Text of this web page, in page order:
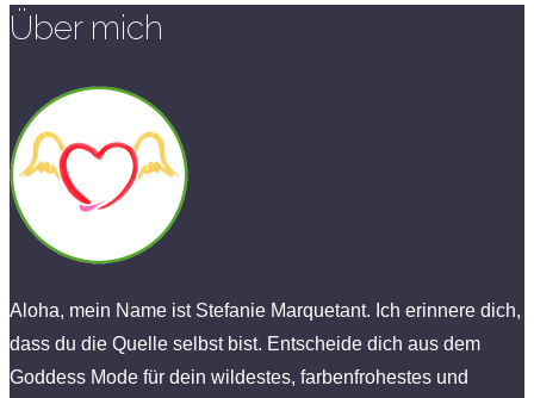
Über mich
Aloha, mein Name ist Stefanie Marquetant. Ich erinnere dich,
dass du die Quelle selbst bist. Entscheide dich aus dem
Goddess Mode für dein wildestes, farbenfrohestes und